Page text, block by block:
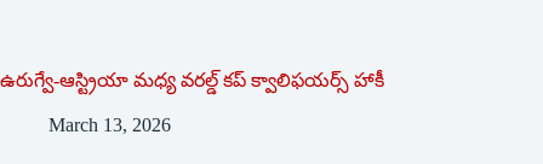
ఉరుగ్వే-ఆస్ట్రియా మధ్య వరల్డ్ కప్ క్వాలిఫయర్స్ హాకీ
March 13, 2026